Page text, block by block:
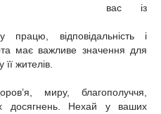
вас із
відповідальність і
має важливе значення для
жителів.
миру, благополуччя,
досягнень. Нехай у ваших